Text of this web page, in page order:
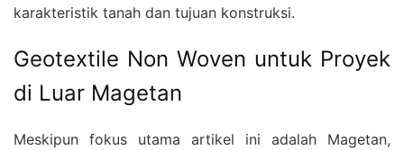
karakteristik tanah dan tujuan konstruksi.
Geotextile Non Woven untuk Proyek
di Luar Magetan
Meskipun fokus utama artikel ini adalah Magetan,